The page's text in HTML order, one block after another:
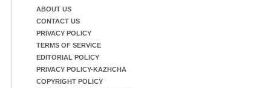
ABOUT US
CONTACT US
PRIVACY POLICY
TERMS OF SERVICE
EDITORIAL POLICY
PRIVACY POLICY-KAZHCHA
COPYRIGHT POLICY